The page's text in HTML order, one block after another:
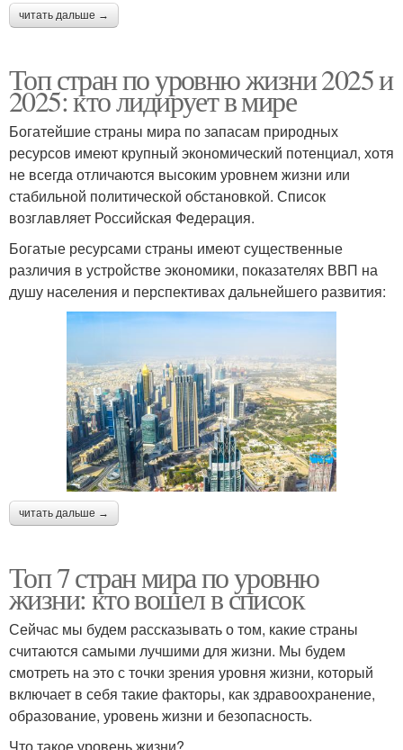
читать дальше →
Топ стран по уровню жизни 2025 и
2025: кто лидирует в мире
Богатейшие страны мира по запасам природных
ресурсов имеют крупный экономический потенциал, хотя
не всегда отличаются высоким уровнем жизни или
стабильной политической обстановкой. Список
возглавляет Российская Федерация.
Богатые ресурсами страны имеют существенные
различия в устройстве экономики, показателях ВВП на
душу населения и перспективах дальнейшего развития:
читать дальше →
Топ 7 стран мира по уровню
жизни: кто вошел в список
Сейчас мы будем рассказывать о том, какие страны
считаются самыми лучшими для жизни. Мы будем
смотреть на это с точки зрения уровня жизни, который
включает в себя такие факторы, как здравоохранение,
образование, уровень жизни и безопасность.